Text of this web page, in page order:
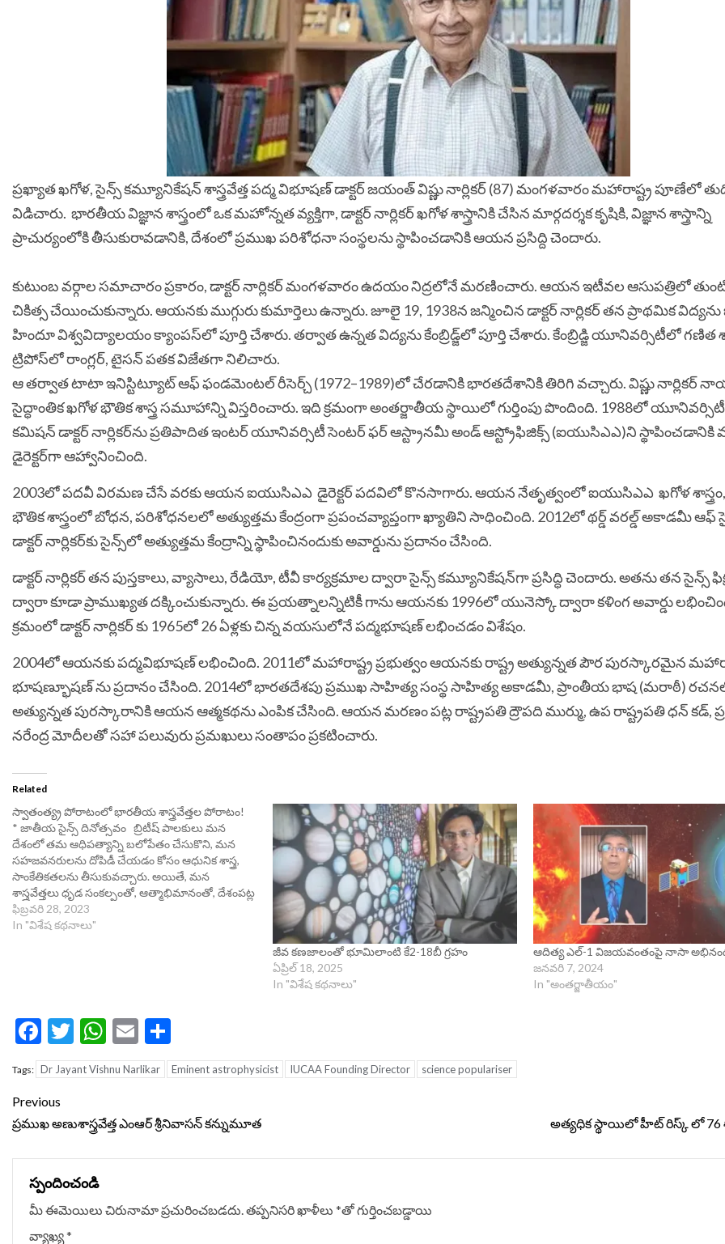
ప్రఖ్యాత ఖగోళ, సైన్స్ కమ్యూనికేషన్ శాస్త్రవేత్త పద్మ విభూషణ్ డాక్టర్ జయంత్ విష్ణు నార్లికర్ (87) మంగళవారం మహారాష్ట్ర పూణేలో
విడిచారు. భారతీయ విజ్ఞాన శాస్త్రంలో ఒక మహోన్నత వ్యక్తిగా, డాక్టర్ నార్లికర్ ఖగోళ శాస్త్రానికి చేసిన మార్గదర్శక కృషికి, విజ్ఞాన శాస్త్రాన్ని
ప్రాచుర్యంలోకి తీసుకురావడానికి, దేశంలో ప్రముఖ పరిశోధనా సంస్థలను స్థాపించడానికి ఆయన ప్రసిద్ది చెందారు.
కుటుంబ వర్గాల సమాచారం ప్రకారం, డాక్టర్ నార్లికర్ మంగళవారం ఉదయం నిద్రలోనే మరణించారు. ఆయన ఇటీవల ఆసుపత్రిలో తుంటి
చికిత్స చేయించుకున్నారు. ఆయనకు ముగ్గురు కుమార్తెలు ఉన్నారు. జూలై 19, 1938న జన్మించిన డాక్టర్ నార్లికర్ తన ప్రాథమిక
హిందూ విశ్వవిద్యాలయం క్యాంపస్‌లో పూర్తి చేశారు. తర్వాత ఉన్నత విద్యను కేంబ్రిడ్జ్‌లో పూర్తి చేశారు. కేంబ్రిడ్జి యూనివర్సిటీలో గణిత
ట్రిపోస్‌లో రాంగ్లర్‌, టైసన్‌ పతక విజేతగా నిలిచారు.
ఆ తర్వాత టాటా ఇనిస్టిట్యూట్ ఆఫ్ ఫండమెంటల్ రీసెర్చ్ (1972–1989)లో చేరడానికి భారతదేశానికి తిరిగి వచ్చారు. విష్ణు నార్లికర్
సైద్ధాంతిక ఖగోళ భౌతిక శాస్త్ర సమూహాన్ని విస్తరించారు. ఇది క్రమంగా అంతర్జాతీయ స్థాయిలో గుర్తింపు పొందింది. 1988లో యూనివర్సిటీ
కమిషన్ డాక్టర్ నార్లికర్‌ను ప్రతిపాదిత ఇంటర్ యూనివర్సిటీ సెంటర్ ఫర్ ఆస్ట్రానమీ అండ్ ఆస్ట్రోఫిజిక్స్ (ఐయుసిఎఎ)ని స్థాపించడానికి
డైరెక్టర్‌గా ఆహ్వానించింది.
2003లో పదవీ విరమణ చేసే వరకు ఆయనఐయుసిఎఎ డైరెక్టర్ పదవిలో కొనసాగారు. ఆయన నేతృత్వంలోఐయుసిఎఎ ఖగోళ
భౌతిక శాస్త్రంలో బోధన, పరిశోధనలలో అత్యుత్తమ కేంద్రంగా ప్రపంచవ్యాప్తంగా ఖ్యాతిని సాధించింది. 2012లో థర్డ్ వరల్డ్ అకాడమీ ఆఫ్
డాక్టర్ నార్లికర్‌కు సైన్స్‌లో అత్యుత్తమ కేంద్రాన్ని స్థాపించినందుకు అవార్డును ప్రదానం చేసింది.
డాక్టర్ నార్లికర్ తన పుస్తకాలు, వ్యాసాలు, రేడియో, టీవీ కార్యక్రమాల ద్వారా సైన్స్ కమ్యూనికేషన్‌గా ప్రసిద్ధి చెందారు. అతను తన సైన్స్
ద్వారా కూడా ప్రాముఖ్యత దక్కించుకున్నారు. ఈ ప్రయత్నాలన్నిటికీ గాను ఆయనకు 1996లో యునెస్కో ద్వారా కళింగ అవార్డు
క్రమంలో డాక్టర్ నార్లికర్ ‎కు 1965లో 26 ఏళ్లకు చిన్న వయసులోనే పద్మభూషణ్ లభించడం విశేషం.
2004లో ఆయనకు పద్మవిభూషణ్ లభించింది. 2011లో మహారాష్ట్ర ప్రభుత్వం ఆయనకు రాష్ట్ర అత్యున్నత పౌర పురస్కారమైన
భూషణ్భూషణ్ ‎ను ప్రదానం చేసింది. 2014లో భారతదేశపు ప్రముఖ సాహిత్య సంస్థ సాహిత్య అకాడమీ, ప్రాంతీయ భాష (మరాఠీ)
అత్యున్నత పురస్కారానికి ఆయన ఆత్మకథను ఎంపిక చేసింది. ఆయన మరణం పట్ల రాష్ట్రపతి ద్రౌపది ముర్ము, ఉప రాష్ట్రపతి ధన్ కడ్,
నరేంద్ర మోదీలతో సహా పలువురు ప్రమఖులు సంతాపం ప్రకటించారు.
Related
స్వాతంత్య్ర పోరాటంలో భారతీయ శాస్త్రవేత్తల పోరాటం!
* జాతీయ సైన్స్ దినోత్సవం బ్రిటీష్ పాలకులు మన
దేశంలో తమ ఆధిపత్యాన్ని బలోపేతం చేసుకొని, మన
సహజవనరులను దోపిడీ చేయడం కోసం ఆధునిక శాస్త్ర,
సాంకేతికతలను తీసుకువచ్చారు. అయితే, మన
శాస్త్రవేత్తలు ధృడ సంకల్పంతో, ఆత్మాభిమానంతో, దేశంపట్ల
అపరిమితమైన ప్రేమతో తమ పోరాటాన్ని కొనసాగించి
విశేషమైన పురోభివృద్ధి సాధించారు. మన స్వాతంత్ర్య
ఫిబ్రవరి 28, 2023
In "విశేష కథనాలు"
జీవ కణజాలంతో భూమిలాంటి కే2-18బీ గ్ర‌హం
ఏప్రిల్ 18, 2025
In "విశేష కథనాలు"
ఆదిత్య ఎల్‌-1 విజయవంతంపై నాసా
జనవరి 7, 2024
In "అంతర్జాతీయం"
Facebook
Twitter
WhatsApp
Email
Tags: Dr Jayant Vishnu Narlikar Eminent astrophysicist IUCAA Founding Director science populariser
Continue
Reading
Previous
ప్రముఖ అణుశాస్త్ర‌వేత్త ఎంఆర్ శ్రీనివాస‌న్ క‌న్నుమూత‌
అత్యధిక స్థాయిలో హీట్ రిస్క్ లో 76
స్పందించండి
మీ ఈమెయిలు చిరునామా ప్రచురించబడదు.తప్పనిసరి ఖాళీలు *‌తో గుర్తించబడ్డాయి
వ్యాఖ్య*